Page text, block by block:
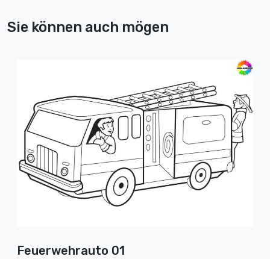
Sie können auch mögen
Feuerwehrauto 01